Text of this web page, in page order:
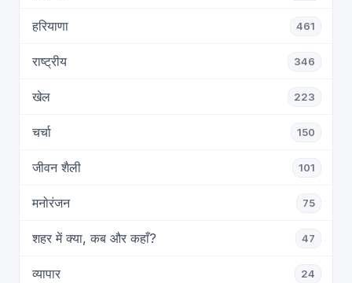
हरियाणा 461
राष्ट्रीय 346
खेल 223
चर्चा 150
जीवन शैली 101
मनोरंजन 75
शहर में क्या, कब और कहाँ? 47
व्यापार 24